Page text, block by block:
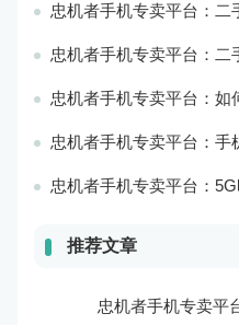
忠机者手机专卖平台：二手手机市
忠机者手机专卖平台：二手手机市场
忠机者手机专卖平台：如何在
忠机者手机专卖平台：手机支付更加
忠机者手机专卖平台：5G时代即将到来
推荐文章